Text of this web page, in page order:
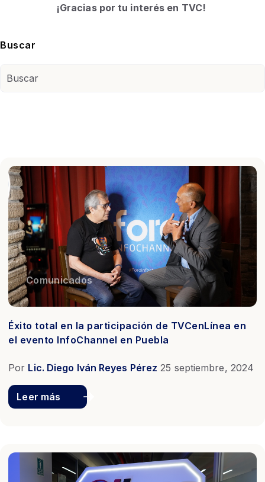
¡Gracias por tu interés en TVC!
Comunicados
Éxito total en la participación de TVCenLínea en
el evento InfoChannel en Puebla
Por Lic. Diego Iván Reyes Pérez 25 septiembre, 2024
Leer más
Buscar